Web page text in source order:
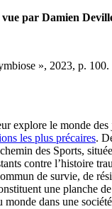
par Damien
», 2023, p. 100.
explore le monde
les plus précaires.
des Sports,
contre l’histoire
de survie, de
une planche
dans une